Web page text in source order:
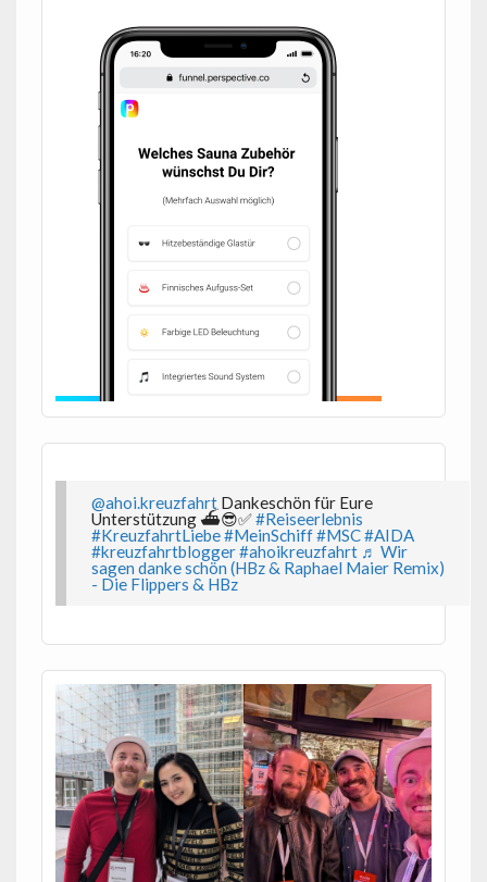
@ahoi.kreuzfahrt Dankeschön für Eure
Unterstützung ⛴️😎✅#Reiseerlebnis
#KreuzfahrtLiebe#MeinSchiff#MSC#AIDA
#kreuzfahrtblogger#ahoikreuzfahrt ♬ Wir
sagen danke schön (HBz & Raphael Maier Remix)
- Die Flippers & HBz